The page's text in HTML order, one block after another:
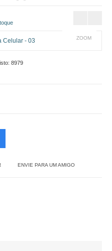
ZOOM
8979
ENVIE PARA UM AMIGO